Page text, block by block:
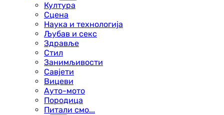
Култура
Сцена
Наука и технологија
Љубав и секс
Здравље
Стил
Занимљивости
Савјети
Вицеви
Ауто-мото
Породица
Питали смо...